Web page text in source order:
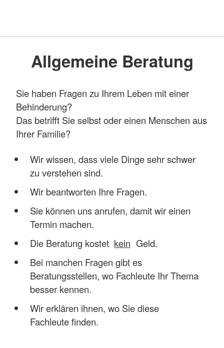
Allgemeine Beratung
Sie haben Fragen zu Ihrem Leben mit einer
Behinderung?
Das betrifft Sie selbst oder einen Menschen aus
Ihrer Familie?
Wir wissen, dass viele Dinge sehr schwer
zu verstehen sind.
Wir beantworten Ihre Fragen.
Sie können uns anrufen, damit wir einen
Termin machen.
Die Beratung kostet kein Geld.
Bei manchen Fragen gibt es
Beratungsstellen, wo Fachleute Ihr Thema
besser kennen.
Wir erklären ihnen, wo Sie diese
Fachleute finden.